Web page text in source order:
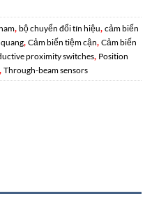
, bộ chuyển đổi tín hiệu, cảm biến
, Cảm biến tiệm cận, Cảm biến
proximity switches, Position
, Through-beam sensors